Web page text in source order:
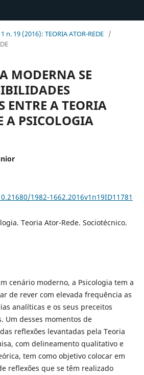
n. 19 (2016): TEORIA ATOR-REDE /
MODERNA SE
ENTRE A TEORIA
A PSICOLOGIA
1982-1662.2016v1n19ID11781
Teoria Ator-Rede. Sociotécnico.
cenário moderno, a Psicologia tem a
de rever com elevada frequência as
analíticas e os seus preceitos
Um desses momentos de
reflexões levantadas pela Teoria
com delineamento qualitativo e
tem como objetivo colocar em
reflexões que se têm realizado